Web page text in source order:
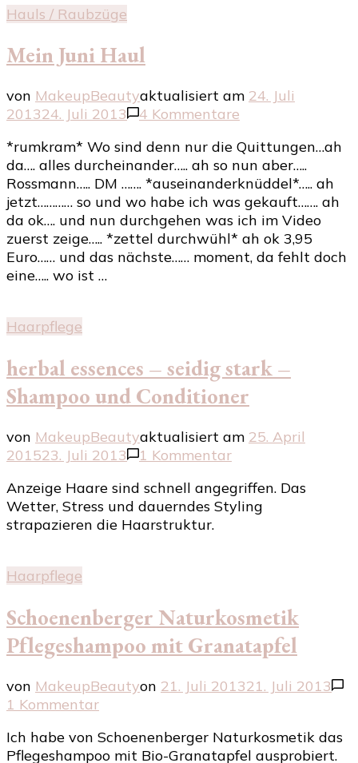
Hauls / Raubzüge
Mein Juni Haul
von MakeupBeautyaktualisiert am 24. Juli
201324. Juli 2013 4 Kommentare
Juni
Haul
*rumkram* Wo sind denn nur die Quittungen…ah
da…. alles durcheinander….. ah so nun aber…..
Rossmann….. DM ……. *auseinanderknüddel*….. ah
jetzt………… so und wo habe ich was gekauft……. ah
da ok…. und nun durchgehen was ich im Video
zuerst zeige….. *zettel durchwühl* ah ok 3,95
Euro…… und das nächste…… moment, da fehlt doch
eine….. wo ist …
Haarpflege
herbal essences – seidig stark –
Shampoo und Conditioner
von MakeupBeautyaktualisiert am 25. April
201523. Juli 2013 1 Kommentarzu
essences
–
Conditioner
Anzeige Haare sind schnell angegriffen. Das
Wetter, Stress und dauerndes Styling
strapazieren die Haarstruktur.
Haarpflege
Schoenenberger Naturkosmetik
Pflegeshampoo mit Granatapfel
von MakeupBeautyon 21. Juli 201321. Juli 2013
1 Kommentarzu
Naturkosmetik
Pflegeshampoo
Ich habe von Schoenenberger Naturkosmetik das
Pflegeshampoo mit Bio-Granatapfel ausprobiert.